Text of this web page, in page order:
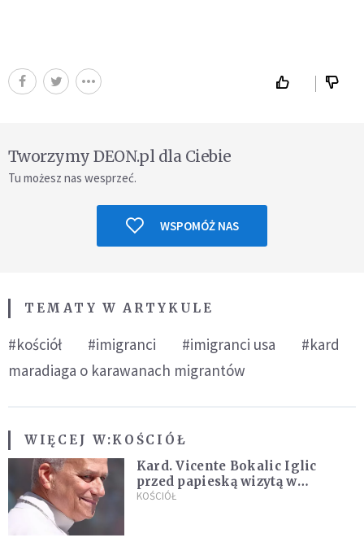
Tworzymy DEON.pl dla Ciebie
Tu możesz nas wesprzeć.
WSPOMÓŻ NAS
TEMATY W ARTYKULE
#kościół #imigranci #imigranci usa
#kard
maradiaga o karawanach migrantów
WIĘCEJ W:KOŚCIÓŁ
Kard. Vicente Bokalic Iglic
przed papieską wizytą w
Argentynie: Nasz pokorny lud
KOŚCIÓŁ